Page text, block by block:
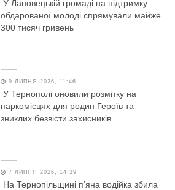
У Лановецькій громаді на підтримку
обдарованої молоді спрямували майже
300 тисяч гривень
9 ЛИПНЯ 2026, 11:46
У Тернополі оновили розмітку на
паркомісцях для родин Героїв та
зниклих безвісти захисників
7 ЛИПНЯ 2026, 14:39
На Тернопільщині п’яна водійка збила